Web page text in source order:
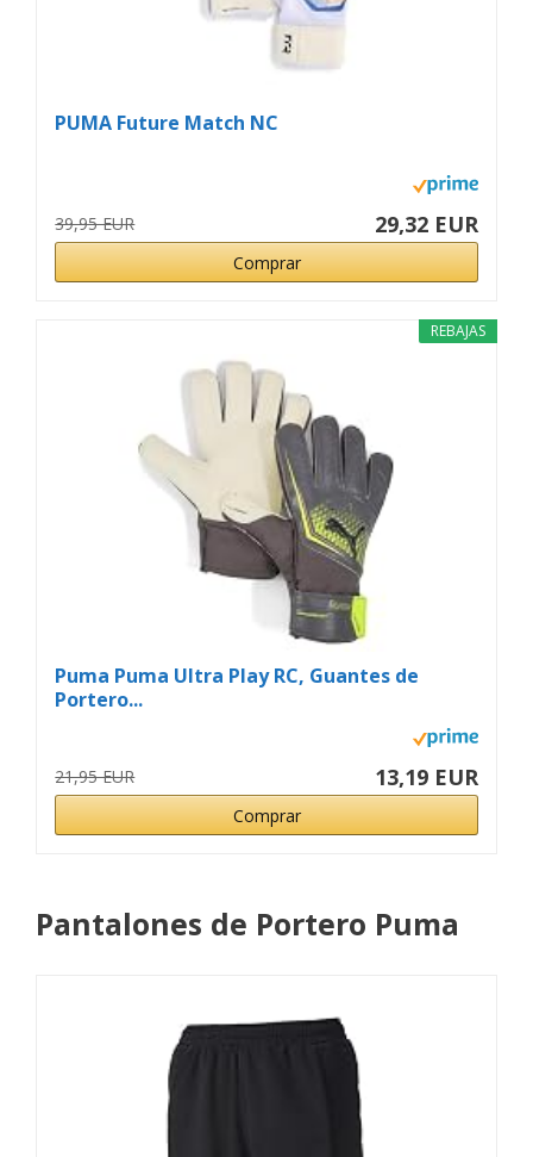
PUMA Future Match NC
39,95 EUR 29,32 EUR
Comprar
REBAJAS
Puma Puma Ultra Play RC, Guantes de
Portero...
21,95 EUR 13,19 EUR
Comprar
Pantalones de Portero Puma